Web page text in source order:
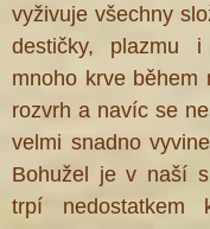
vyživuje všechny
destičky, plazmu
mnoho krve během
rozvrh a navíc se
velmi snadno
Bohužel je v naší
trpí